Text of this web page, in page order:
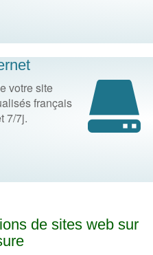
votre site
français
7/7j.
de sites web sur